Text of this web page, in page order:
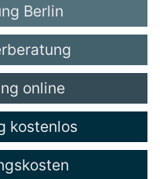
Berlin
online
kostenlos